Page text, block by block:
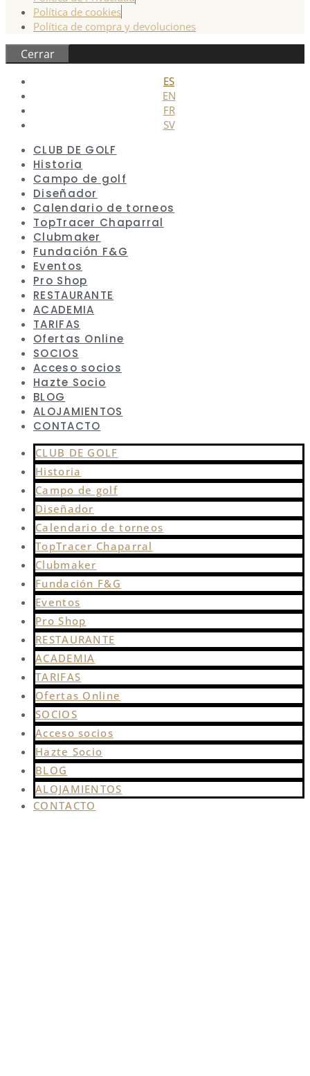
Política de cookies
Política de compra y devoluciones
Cerrar
ES
EN
FR
SV
CLUB DE GOLF
Historia
Campo de golf
Diseñador
Calendario de torneos
TopTracer Chaparral
Clubmaker
Fundación F&G
Eventos
Pro Shop
RESTAURANTE
ACADEMIA
TARIFAS
Ofertas Online
SOCIOS
Acceso socios
Hazte Socio
BLOG
ALOJAMIENTOS
CONTACTO
CLUB DE GOLF
Historia
Campo de golf
Diseñador
Calendario de torneos
TopTracer Chaparral
Clubmaker
Fundación F&G
Eventos
Pro Shop
RESTAURANTE
ACADEMIA
TARIFAS
Ofertas Online
SOCIOS
Acceso socios
Hazte Socio
BLOG
ALOJAMIENTOS
CONTACTO